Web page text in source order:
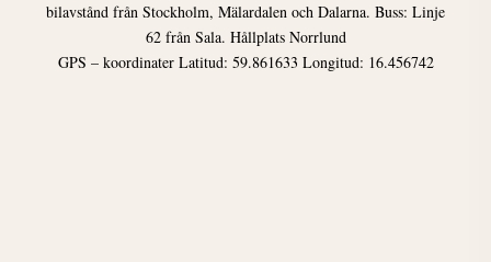
bilavstånd från Stockholm, Mälardalen och Dalarna. Buss: Linje
62 från Sala. Hållplats Norrlund
GPS – koordinater Latitud: 59.861633 Longitud: 16.456742